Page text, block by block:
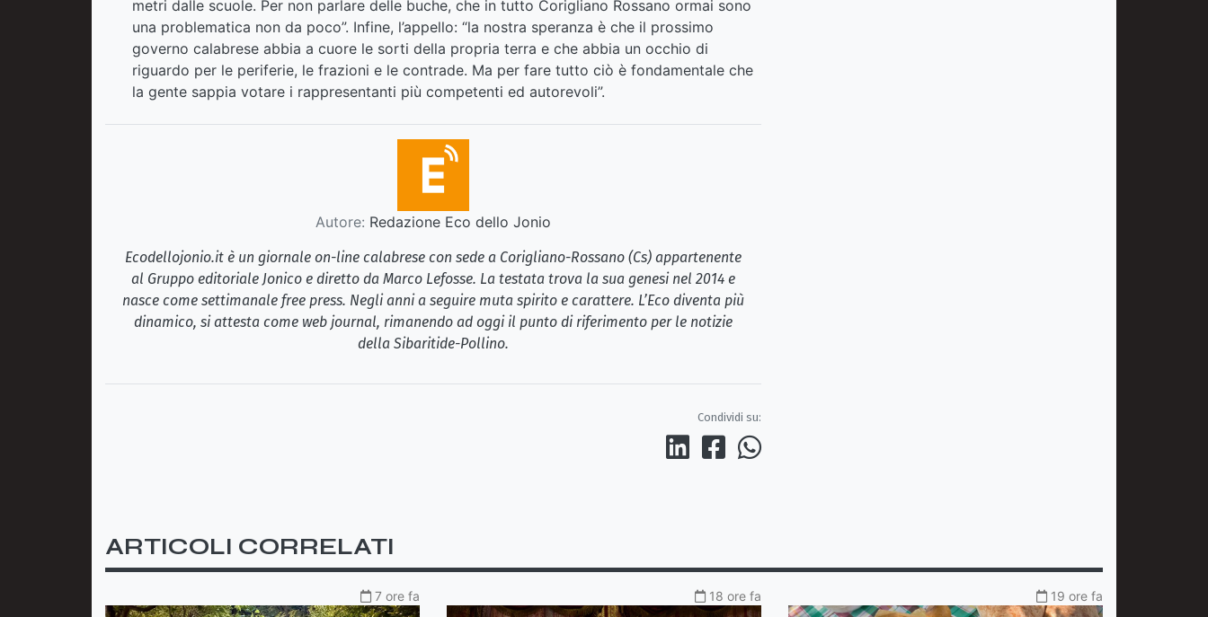
metri dalle scuole. Per non parlare delle buche, che in tutto Corigliano Rossano ormai sono
una problematica non da poco”. Infine, l’appello: “la nostra speranza è che il prossimo
governo calabrese abbia a cuore le sorti della propria terra e che abbia un occhio di
riguardo per le periferie, le frazioni e le contrade. Ma per fare tutto ciò è fondamentale che
la gente sappia votare i rappresentanti più competenti ed autorevoli”.
Autore: Redazione Eco dello Jonio
Ecodellojonio.it è un giornale on-line calabrese con sede a Corigliano-Rossano (Cs) appartenente
al Gruppo editoriale Jonico e diretto da Marco Lefosse. La testata trova la sua genesi nel 2014 e
nasce come settimanale free press. Negli anni a seguire muta spirito e carattere. L’Eco diventa più
dinamico, si attesta come web journal, rimanendo ad oggi il punto di riferimento per le notizie
della Sibaritide-Pollino.
Condividi su:
ARTICOLI CORRELATI
7 ore fa 18 ore fa 19 ore fa